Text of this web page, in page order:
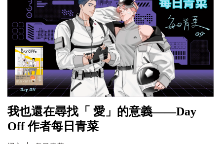
我也還在尋找「 愛」的意義——Day
Off 作者每日青菜